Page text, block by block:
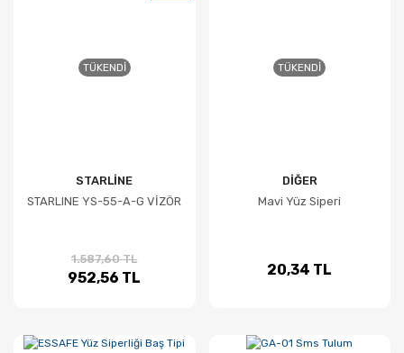
TÜKENDI
STARLİNE
STARLINE YS-55-A-G VİZÖR
1.587,60 TL
952,56 TL
TÜKENDI
DİĞER
Mavi Yüz Siperi
20,34 TL